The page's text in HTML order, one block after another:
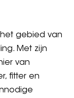
gebied van
Met zijn
van
fitter en